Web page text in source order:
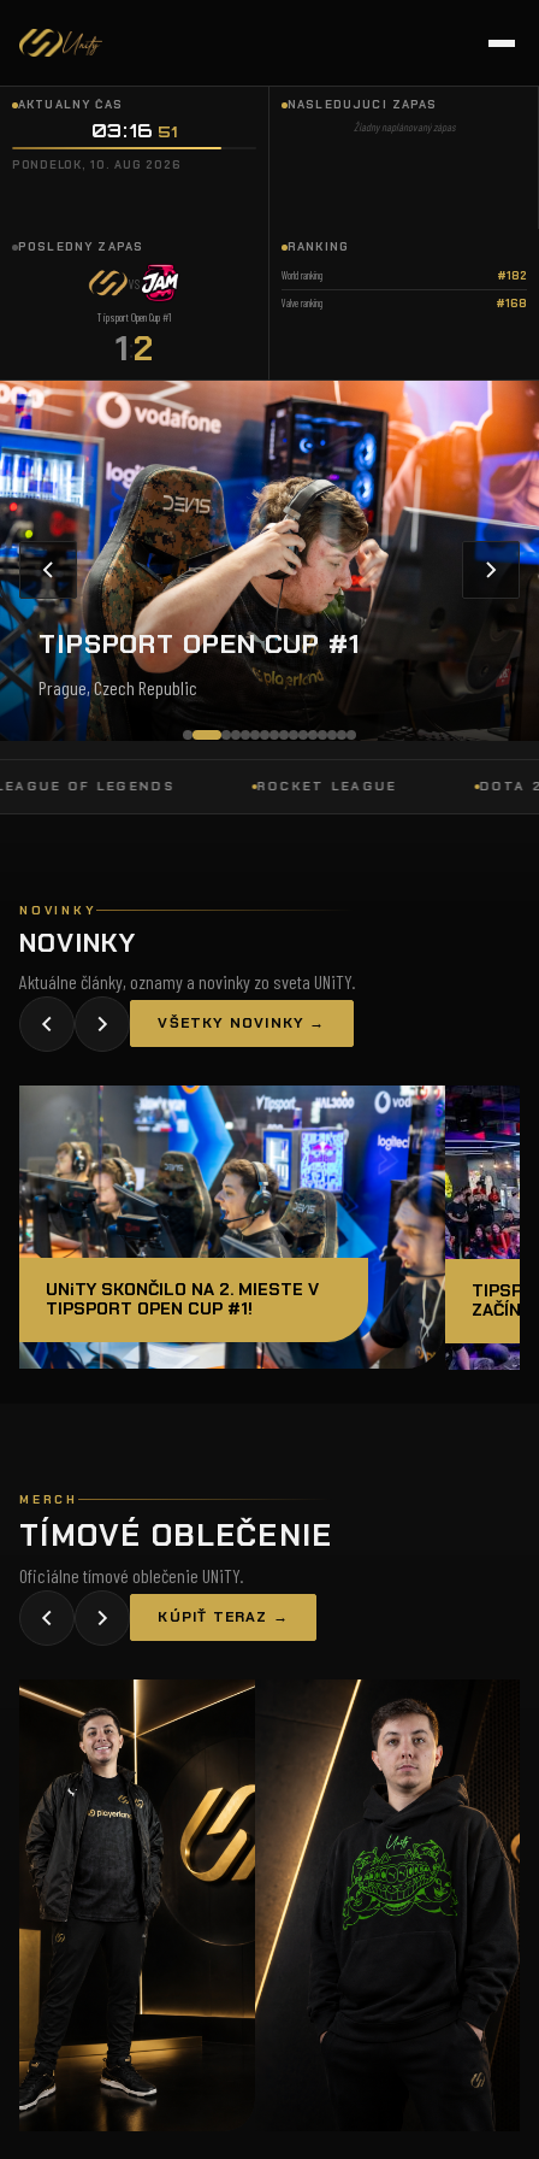
AKTUÁLNY ČAS
03:16: 52
PONDELOK, 10. AUG 2026
NASLEDUJÚCI ZÁPAS
Žiadny naplánovaný zápas
POSLEDNÝ ZÁPAS
VS
Tipsport Open Cup #1
1:2
RANKING
World ranking #182
Valve ranking #168
TIPSPORT OPEN CUP #1
Prague, Czech Republic
OF LEGENDS ROCKET LEAGUE DOTA 2
NOVINKY
NOVINKY
Aktuálne články, oznamy a novinky zo sveta UNiTY.
VŠETKY NOVINKY →
UNiTY SKONČILO NA 2. MIESTE V
TIPSPORT OPEN CUP #1!
MERCH
TÍMOVÉ OBLEČENIE
Oficiálne tímové oblečenie UNiTY.
KÚPIŤ TERAZ →